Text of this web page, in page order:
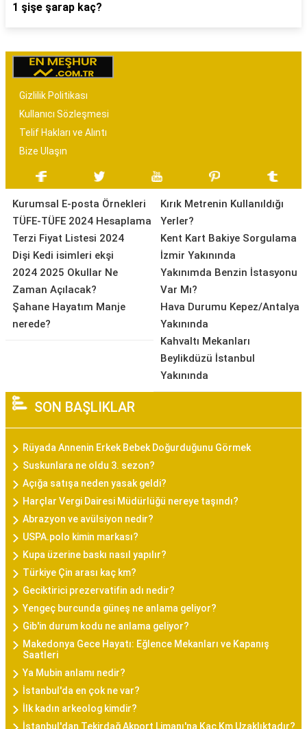
1 şişe şarap kaç?
Gizlilik Politikası
Kullanıcı Sözleşmesi
Telif Hakları ve Alıntı
Bize Ulaşın
Kurumsal E-posta Örnekleri
TÜFE-TÜFE 2024 Hesaplama
Terzi Fiyat Listesi 2024
Dişi Kedi isimleri ekşi
2024 2025 Okullar Ne
Zaman Açılacak?
Şahane Hayatım Manje
nerede?
Kırık Metrenin Kullanıldığı
Yerler?
Kent Kart Bakiye Sorgulama
İzmir Yakınında
Yakınımda Benzin İstasyonu
Var Mı?
Hava Durumu Kepez/Antalya
Yakınında
Kahvaltı Mekanları
Beylikdüzü İstanbul
Yakınında
SON BAŞLIKLAR
Rüyada Annenin Erkek Bebek Doğurduğunu Görmek
Suskunlara ne oldu 3. sezon?
Açığa satışa neden yasak geldi?
Harçlar Vergi Dairesi Müdürlüğü nereye taşındı?
Abrazyon ve avülsiyon nedir?
USPA.polo kimin markası?
Kupa üzerine baskı nasıl yapılır?
Türkiye Çin arası kaç km?
Geciktirici prezervatifin adı nedir?
Yengeç burcunda güneş ne anlama geliyor?
Gib'in durum kodu ne anlama geliyor?
Makedonya Gece Hayatı: Eğlence Mekanları ve Kapanış
Saatleri
Ya Mubin anlamı nedir?
İstanbul'da en çok ne var?
İlk kadın arkeolog kimdir?
İstanbul'dan Tekirdağ Akport Limanı'na Kaç Km Uzaklıktadır?